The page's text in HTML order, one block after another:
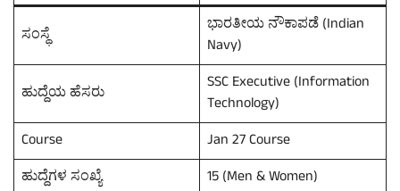
ಸಂಸ್ಥೆ
ಭಾರತೀಯ ನೌಕಾಪಡೆ (Indian
Navy)
ಹುದ್ದೆಯ ಹೆಸರು
SSC Executive (Information
Technology)
Course
Jan 27 Course
ಹುದ್ದೆಗಳ ಸಂಖ್ಯೆ
15 (Men & Women)